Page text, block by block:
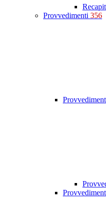
Provvedimenti 356